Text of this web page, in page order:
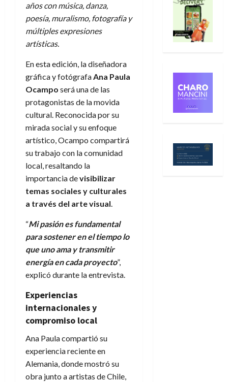
años con música, danza,
poesía, muralismo, fotografía y
múltiples expresiones
artísticas.
En esta edición, la diseñadora
gráfica y fotógrafaAna Paula
Ocampo será una de las
protagonistas de la movida
cultural. Reconocida por su
mirada social y su enfoque
artístico, Ocampo compartirá
su trabajo con la comunidad
local, resaltando la
importancia devisibilizar
temas sociales y culturales
a través del arte visual.
“Mi pasión es fundamental
para sostener en el tiempo lo
que uno ama y transmitir
energía en cada proyecto”,
explicó durante la entrevista.
Experiencias
internacionales y
compromiso local
Ana Paula compartió su
experiencia reciente en
Alemania, donde mostró su
obra junto a artistas de Chile,